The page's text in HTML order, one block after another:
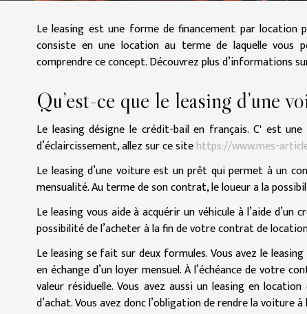
Le leasing est une forme de financement par location
consiste en une location au terme de laquelle vous
comprendre ce concept. Découvrez plus d’informations
Qu’est-ce que le leasing d’une
Le leasing désigne le crédit-bail en français. C' est
d’éclaircissement, allez sur ce sitehttps://www.mes-
Le leasing d’une voiture est un prêt qui permet à un
mensualité. Au terme de son contrat, le loueur a la
Le leasing vous aide à acquérir un véhicule à l’aide
possibilité de l’acheter à la fin de votre contrat de
Le leasing se fait sur deux formules. Vous avez le
en échange d’un loyer mensuel. À l’échéance de votre
valeur résiduelle. Vous avez aussi un leasing en
d’achat. Vous avez donc l’obligation de rendre la voiture